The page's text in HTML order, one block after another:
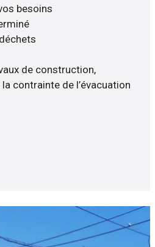
besoins
de construction,
contrainte de l’évacuation